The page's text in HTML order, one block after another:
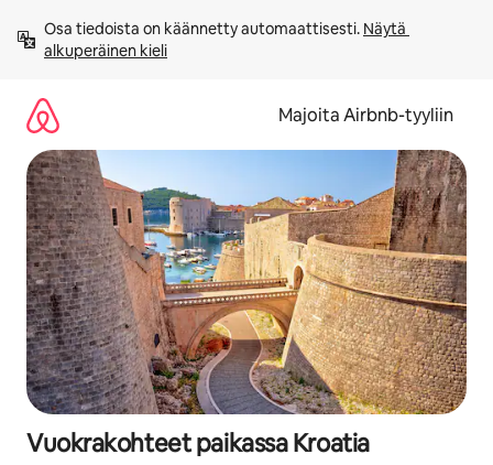
sisältö
väliin
Osa tiedoista on käännetty automaattisesti. Näytä
alkuperäinen kieli
Majoita Airbnb-tyyliin
Vuokrakohteet paikassa Kroatia